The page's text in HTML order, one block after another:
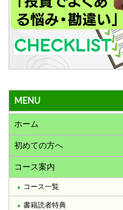
MENU
ホーム
初めての方へ
コース案内
コース一覧
書籍読者特典